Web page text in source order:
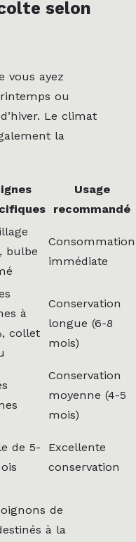
selon
vous ayez
ou
Le climat
la
Usage
recommandé
bulbe
Consommation
immédiate
à
collet
Conservation
longue (6-8
mois)
Conservation
moyenne (4-5
mois)
de 5-
Excellente
conservation
de
à la